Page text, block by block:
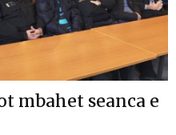
mbahet seanca e